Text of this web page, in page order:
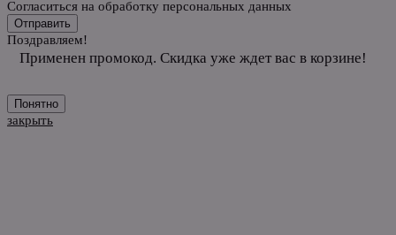
Cогласиться на обработку персональных данных
Отправить
Поздравляем!
Применен промокод. Скидка уже ждет вас в корзине!
Понятно
закрыть